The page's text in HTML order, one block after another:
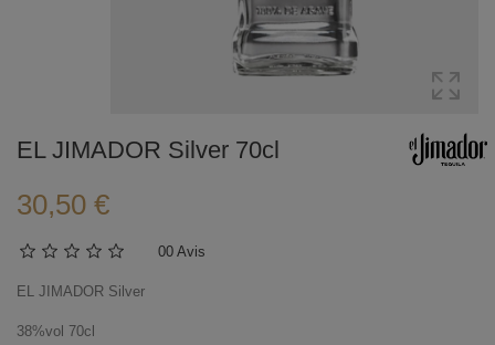
EL JIMADOR Silver 70cl
30,50 €
00 Avis
EL JIMADOR Silver
38%vol 70cl